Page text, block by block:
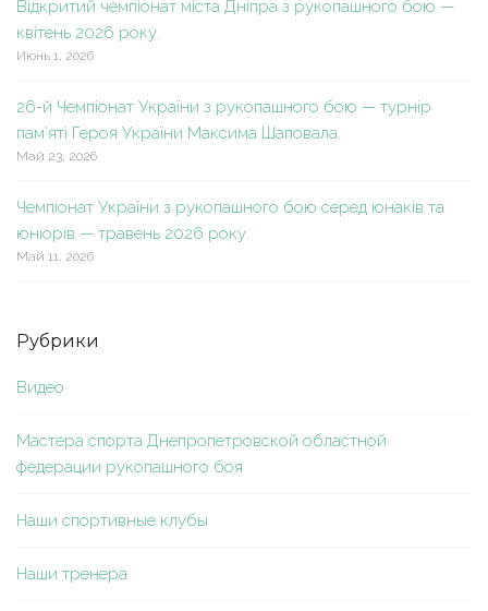
Відкритий чемпіонат міста Дніпра з рукопашного бою —
квітень 2026 року.
Июнь 1, 2026
26-й Чемпіонат України з рукопашного бою — турнір
пам’яті Героя України Максима Шаповала.
Май 23, 2026
Чемпіонат України з рукопашного бою серед юнаків та
юніорів — травень 2026 року.
Май 11, 2026
Рубрики
Видео
Мастера спорта Днепропетровской областной
федерации рукопашного боя
Наши спортивные клубы
Наши тренера